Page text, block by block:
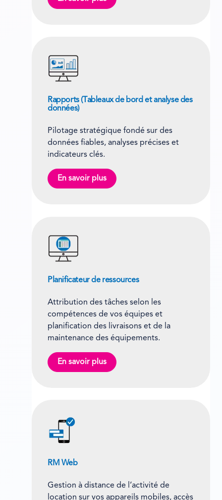
Rapports (Tableaux de bord et analyse des
données)
Pilotage stratégique fondé sur des
données fiables, analyses précises et
indicateurs clés.
En savoir plus
Planificateur de ressources
Attribution des tâches selon les
compétences de vos équipes et
planification des livraisons et de la
maintenance des équipements.
En savoir plus
RM Web
Gestion à distance de l’activité de
location sur vos appareils mobiles, accès